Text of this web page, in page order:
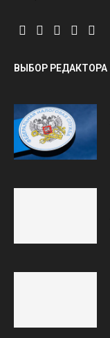
ВЫБОР РЕДАКТОРА